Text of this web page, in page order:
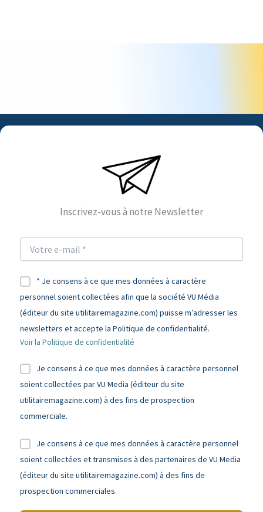
Inscrivez-vous à notre Newsletter
* Je consens à ce que mes données à caractère
personnel soient collectées afin que la société VU Média
(éditeur du site utilitairemagazine.com) puisse m’adresser les
newsletters et accepte la Politique de confidentialité.
Voir la Politique de confidentialité
Je consens à ce que mes données à caractère personnel
soient collectées par VU Media (éditeur du site
utilitairemagazine.com) à des fins de prospection
commerciale.
Je consens à ce que mes données à caractère personnel
soient collectées et transmises à des partenaires de VU Media
(éditeur du site utilitairemagazine.com) à des fins de
prospection commerciales.